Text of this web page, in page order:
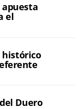
apuesta
el
histórico
Duero